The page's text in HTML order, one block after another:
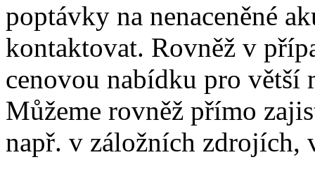
poptávky na nenaceněné
kontaktovat. Rovněž v
cenovou nabídku pro větší
Můžeme rovněž přímo
např. v záložních zdrojích,